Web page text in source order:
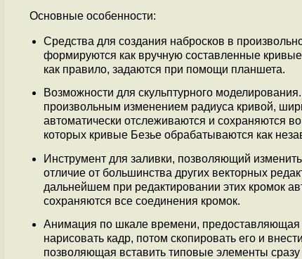
Основные особенности:
Средства для создания набросков в
формируются как вручную составленные
как правило, задаются при помощи планшета.
Возможности для скульптурного
произвольным изменением радиуса кривой,
автоматически отслеживаются и сохраняются
которых кривые Безье обрабатываются как
Инструмент для заливки, позволяющий
отличие от большинства других векторных
дальнейшем при редактировании этих кромок
сохраняются все соединения кромок.
Анимация по шкале времени,
нарисовать кадр, потом скопировать его и
позволяющая вставить типовые элементы